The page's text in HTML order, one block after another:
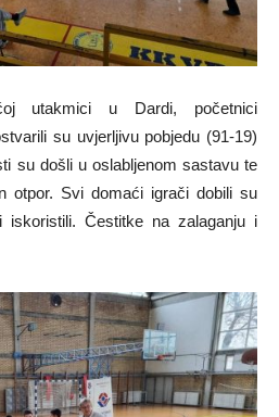
utakmici u Dardi, početnici
su uvjerljivu pobjedu (91-19)
su došli u oslabljenom sastavu te
otpor. Svi domaći igrači dobili su
Čestitke na zalaganju i